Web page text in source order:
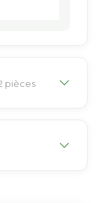
12 pièces